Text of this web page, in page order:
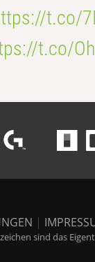
t.co/
t.co/
|
sind das